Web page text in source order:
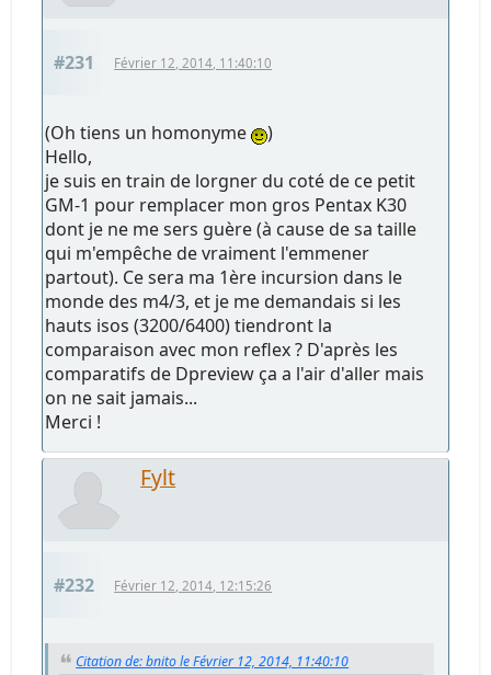
#231 Février 12, 2014, 11:40:10
(Oh tiens un homonyme
)
Hello,
je suis en train de lorgner du coté de ce petit
GM-1 pour remplacer mon gros Pentax K30
dont je ne me sers guère (à cause de sa taille
qui m'empêche de vraiment l'emmener
partout). Ce sera ma 1ère incursion dans le
monde des m4/3, et je me demandais si les
hauts isos (3200/6400) tiendront la
comparaison avec mon reflex ? D'après les
comparatifs de Dpreview ça a l'air d'aller mais
on ne sait jamais...
Merci !
Fylt
#232 Février 12, 2014, 12:15:26
Citation de: bnito le Février 12, 2014, 11:40:10